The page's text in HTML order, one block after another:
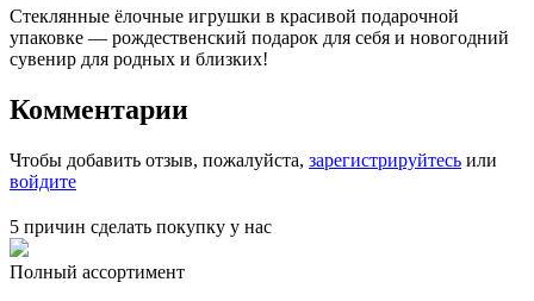
Стеклянные ёлочные игрушки в красивой подарочной
упаковке — рождественский подарок для себя и новогодний
сувенир для родных и близких!
Комментарии
Чтобы добавить отзыв, пожалуйста, зарегистрируйтесь или
войдите
5 причин сделать покупку у нас
Полный ассортимент